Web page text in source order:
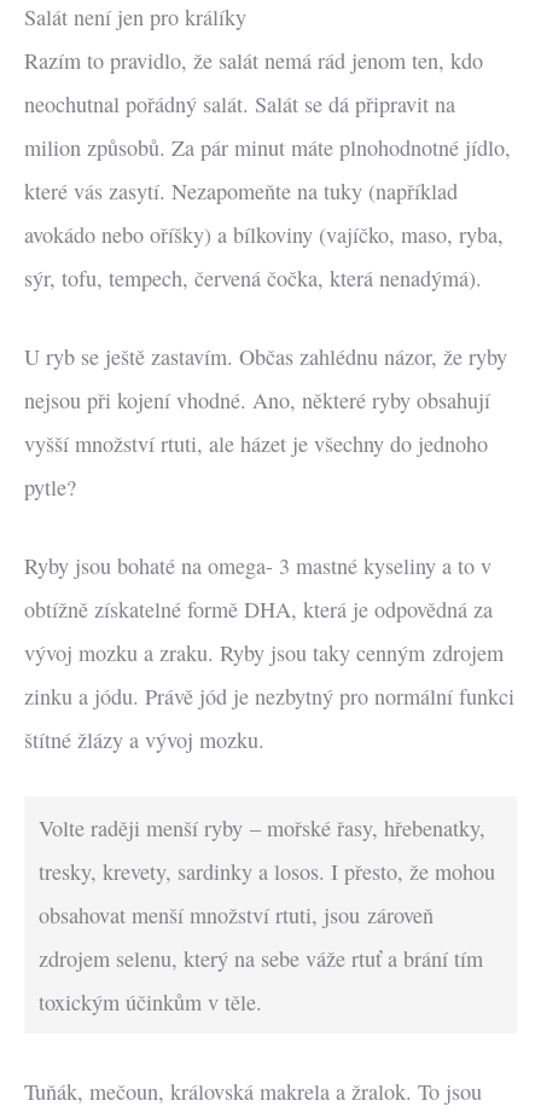
Salát není jen pro králíky
Razím to pravidlo, že salát nemá rád jenom ten, kdo
neochutnal pořádný salát. Salát se dá připravit na
milion způsobů. Za pár minut máte plnohodnotné jídlo,
které vás zasytí. Nezapomeňte na tuky (například
avokádo nebo oříšky) a bílkoviny (vajíčko, maso, ryba,
sýr, tofu, tempech, červená čočka, která nenadýmá).
U ryb se ještě zastavím. Občas zahlédnu názor, že ryby
nejsou při kojení vhodné. Ano, některé ryby obsahují
vyšší množství rtuti, ale házet je všechny do jednoho
pytle?
Ryby jsou bohaté na omega- 3 mastné kyseliny a to v
obtížně získatelné formě DHA, která je odpovědná za
vývoj mozku a zraku. Ryby jsou taky cenným zdrojem
zinku a jódu. Právě jód je nezbytný pro normální funkci
štítné žlázy a vývoj mozku.
Volte raději menší ryby – mořské řasy, hřebenatky,
tresky, krevety, sardinky a losos. I přesto, že mohou
obsahovat menší množství rtuti, jsou zároveň
zdrojem selenu, který na sebe váže rtuť a brání tím
toxickým účinkům v těle.
Tuňák, mečoun, královská makrela a žralok. To jsou